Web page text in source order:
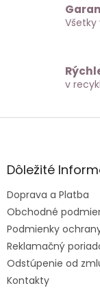
v
Z
ä
e
Dôležité
Doprava a Platba
Obchodné
Podmienky
Reklamačný
Odstúpenie od
Kontakty